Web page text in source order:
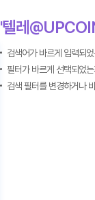
'텔레
검색어가 바르게 입력되
필터가 바르게 선택되었
검색 필터를 변경하거나